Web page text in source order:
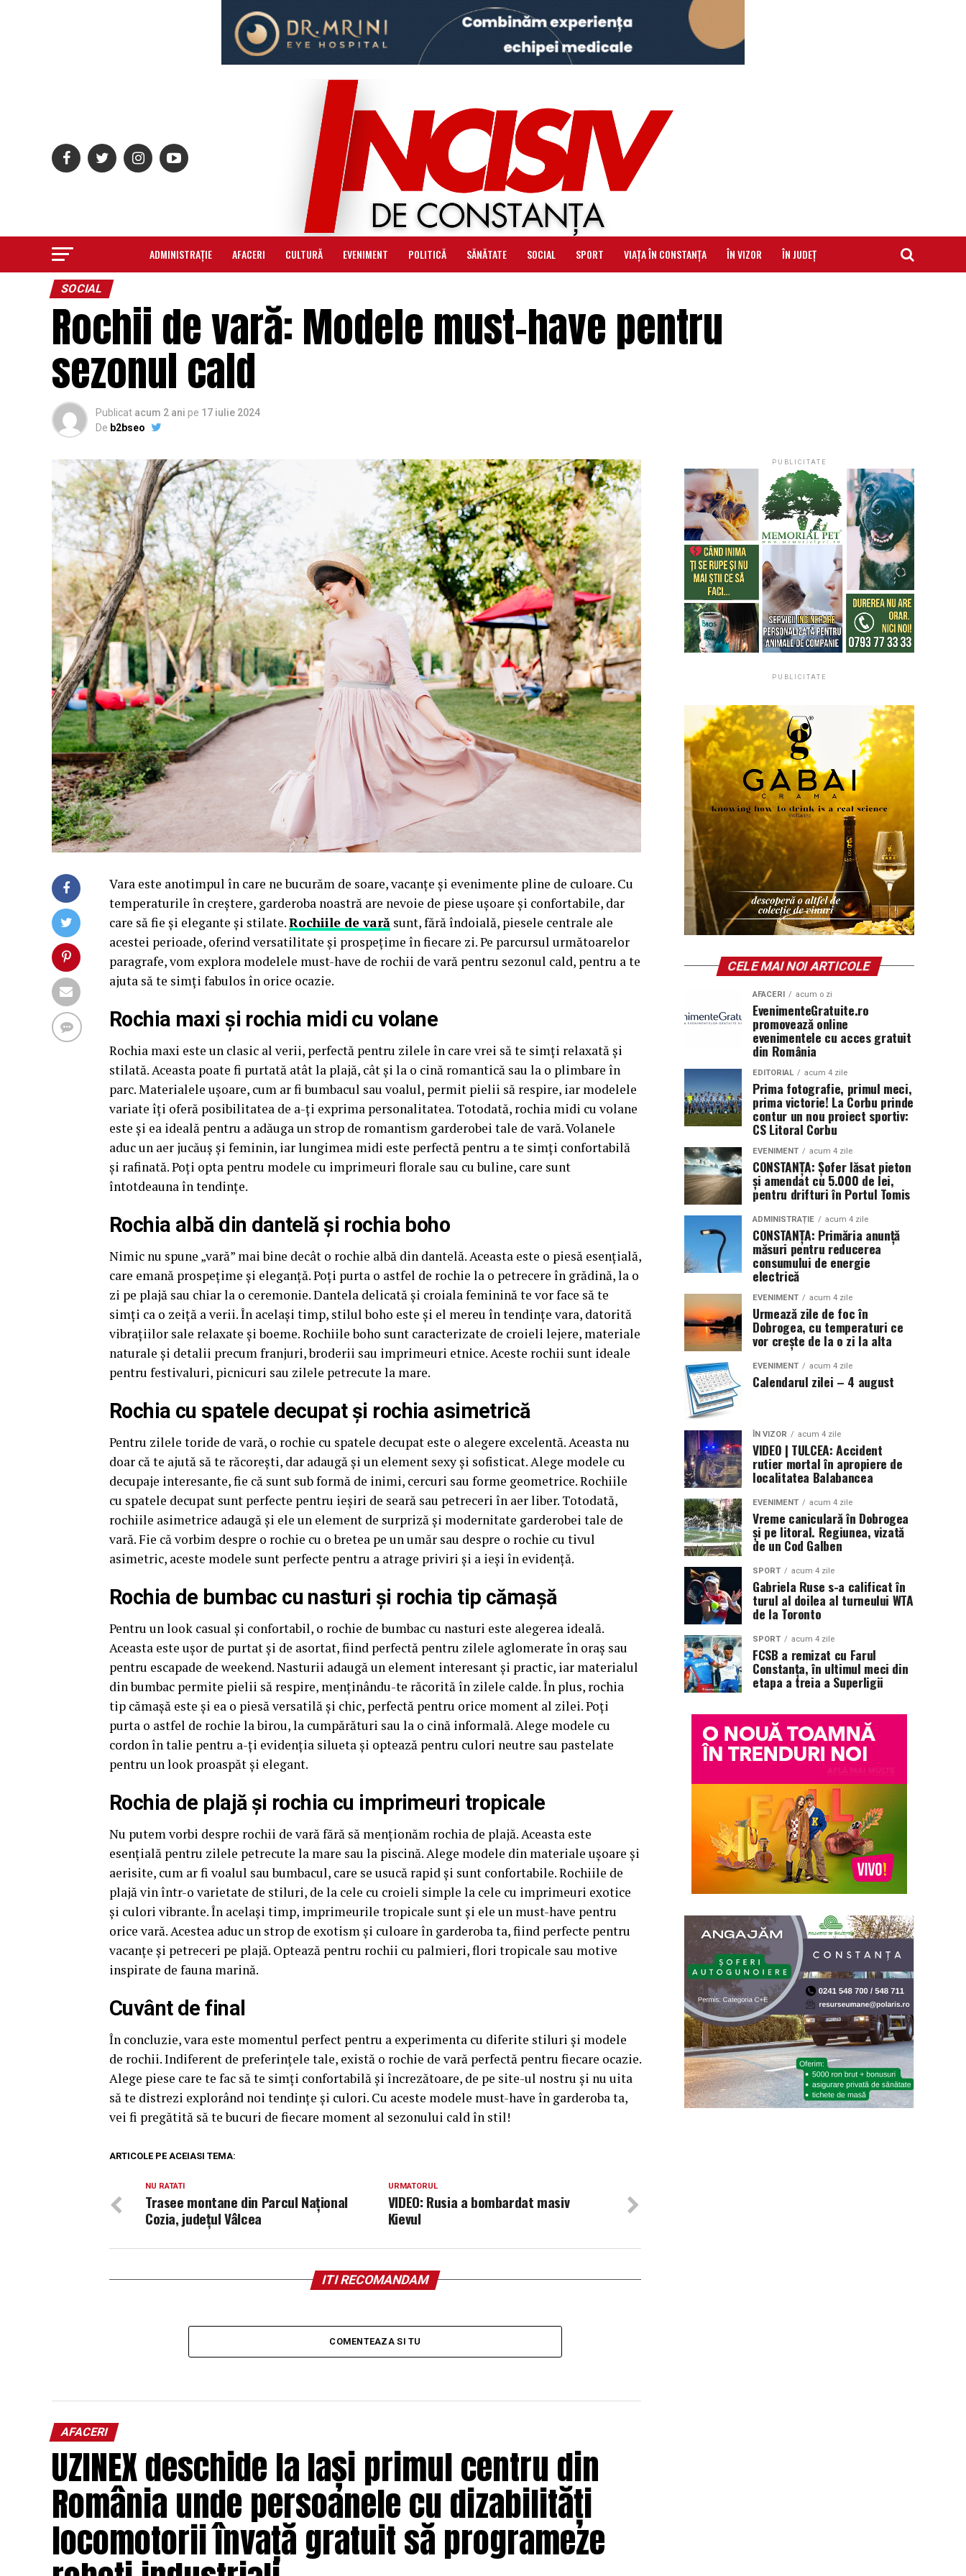
ADMINISTRAȚIE AFACERI CULTURĂ EVENIMENT POLITICĂ SĂNĂTATE SOCIAL SPORT VIAȚA ÎN CONSTANȚA ÎN VIZOR ÎN JUDEȚ
SOCIAL
Rochii de vară: Modele must-have pentru
sezonul cald
Publicat acum 2 ani pe 17 iulie 2024
De b2bseo
Vara este anotimpul în care ne bucurăm de soare, vacanțe și evenimente pline de culoare. Cu
temperaturile în creștere, garderoba noastră are nevoie de piese ușoare și confortabile, dar
care să fie și elegante și stilate.Rochiile de vară sunt, fără îndoială, piesele centrale ale
acestei perioade, oferind versatilitate și prospețime în fiecare zi. Pe parcursul următoarelor
paragrafe, vom explora modelele must-have de rochii de vară pentru sezonul cald, pentru a te
ajuta să te simți fabulos în orice ocazie.
Rochia maxi și rochia midi cu volane
Rochia maxi este un clasic al verii, perfectă pentru zilele în care vrei să te simți relaxată și
stilată. Aceasta poate fi purtată atât la plajă, cât și la o cină romantică sau la o plimbare în
parc. Materialele ușoare, cum ar fi bumbacul sau voalul, permit pielii să respire, iar modelele
variate îți oferă posibilitatea de a-ți exprima personalitatea. Totodată, rochia midi cu volane
este și ea ideală pentru a adăuga un strop de romantism garderobei tale de vară. Volanele
aduc un aer jucăuș și feminin, iar lungimea midi este perfectă pentru a te simți confortabilă
și rafinată. Poți opta pentru modele cu imprimeuri florale sau cu buline, care sunt
întotdeauna în tendințe.
Rochia albă din dantelă și rochia boho
Nimic nu spune „vară” mai bine decât o rochie albă din dantelă. Aceasta este o piesă esențială,
care emană prospețime și eleganță. Poți purta o astfel de rochie la o petrecere în grădină, la o
zi pe plajă sau chiar la o ceremonie. Dantela delicată și croiala feminină te vor face să te
simți ca o zeiță a verii. În același timp, stilul boho este și el mereu în tendințe vara, datorită
vibrațiilor sale relaxate și boeme. Rochiile boho sunt caracterizate de croieli lejere, materiale
naturale și detalii precum franjuri, broderii sau imprimeuri etnice. Aceste rochii sunt ideale
pentru festivaluri, picnicuri sau zilele petrecute la mare.
Rochia cu spatele decupat și rochia asimetrică
Pentru zilele toride de vară, o rochie cu spatele decupat este o alegere excelentă. Aceasta nu
doar că te ajută să te răcorești, dar adaugă și un element sexy și sofisticat. Alege modele cu
decupaje interesante, fie că sunt sub formă de inimi, cercuri sau forme geometrice. Rochiile
cu spatele decupat sunt perfecte pentru ieșiri de seară sau petreceri în aer liber. Totodată,
rochiile asimetrice adaugă și ele un element de surpriză și modernitate garderobei tale de
vară. Fie că vorbim despre o rochie cu o bretea pe un umăr sau despre o rochie cu tivul
asimetric, aceste modele sunt perfecte pentru a atrage priviri și a ieși în evidență.
Rochia de bumbac cu nasturi și rochia tip cămașă
Pentru un look casual și confortabil, o rochie de bumbac cu nasturi este alegerea ideală.
Aceasta este ușor de purtat și de asortat, fiind perfectă pentru zilele aglomerate în oraș sau
pentru escapade de weekend. Nasturii adaugă un element interesant și practic, iar materialul
din bumbac permite pielii să respire, menținându-te răcorită în zilele calde. În plus, rochia
tip cămașă este și ea o piesă versatilă și chic, perfectă pentru orice moment al zilei. Poți
purta o astfel de rochie la birou, la cumpărături sau la o cină informală. Alege modele cu
cordon în talie pentru a-ți evidenția silueta și optează pentru culori neutre sau pastelate
pentru un look proaspăt și elegant.
Rochia de plajă și rochia cu imprimeuri tropicale
Nu putem vorbi despre rochii de vară fără să menționăm rochia de plajă. Aceasta este
esențială pentru zilele petrecute la mare sau la piscină. Alege modele din materiale ușoare și
aerisite, cum ar fi voalul sau bumbacul, care se usucă rapid și sunt confortabile. Rochiile de
plajă vin într-o varietate de stiluri, de la cele cu croieli simple la cele cu imprimeuri exotice
și culori vibrante. În același timp, imprimeurile tropicale sunt și ele un must-have pentru
orice vară. Acestea aduc un strop de exotism și culoare în garderoba ta, fiind perfecte pentru
vacanțe și petreceri pe plajă. Optează pentru rochii cu palmieri, flori tropicale sau motive
inspirate de fauna marină.
Cuvânt de final
În concluzie, vara este momentul perfect pentru a experimenta cu diferite stiluri și modele
de rochii. Indiferent de preferințele tale, există o rochie de vară perfectă pentru fiecare ocazie.
Alege piese care te fac să te simți confortabilă și încrezătoare, de pe site-ul nostru și nu uita
să te distrezi explorând noi tendințe și culori. Cu aceste modele must-have în garderoba ta,
vei fi pregătită să te bucuri de fiecare moment al sezonului cald în stil!
ARTICOLE PE ACEIASI TEMA:
URMATORUL
VIDEO: Rusia a bombardat masiv
Kievul
NU RATATI
Trasee montane din Parcul Național
Cozia, judeţul Vâlcea
ITI RECOMANDAM
COMENTEAZA SI TU
AFACERI
UZINEX deschide la Iași primul centru din
România unde persoanele cu dizabilități
locomotorii învață gratuit să programeze
PUBLICITATE
PUBLICITATE
CELE MAI NOI ARTICOLE
AFACERI acum o zi
EvenimenteGratuite.ro
promovează online
evenimentele cu acces gratuit
din România
EDITORIAL acum 4 zile
Prima fotografie, primul meci,
prima victorie! La Corbu prinde
contur un nou proiect sportiv:
CS Litoral Corbu
EVENIMENT acum 4 zile
CONSTANȚA: Șofer lăsat pieton
și amendat cu 5.000 de lei,
pentru drifturi în Portul Tomis
ADMINISTRAȚIE acum 4 zile
CONSTANȚA: Primăria anunță
măsuri pentru reducerea
consumului de energie
electrică
EVENIMENT acum 4 zile
Urmează zile de foc în
Dobrogea, cu temperaturi ce
vor crește de la o zi la alta
EVENIMENT acum 4 zile
Calendarul zilei – 4 august
ÎN VIZOR acum 4 zile
VIDEO | TULCEA: Accident
rutier mortal în apropiere de
localitatea Balabancea
EVENIMENT acum 4 zile
Vreme caniculară în Dobrogea
și pe litoral. Regiunea, vizată
de un Cod Galben
SPORT acum 4 zile
Gabriela Ruse s-a calificat în
turul al doilea al turneului WTA
de la Toronto
SPORT acum 4 zile
FCSB a remizat cu Farul
Constanța, în ultimul meci din
etapa a treia a Superligii